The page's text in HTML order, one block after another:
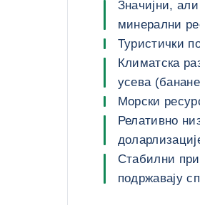
Значијни,
минерални
Туристички
Климатска
усева
Морски
Релативно
Стабилни
подржавају